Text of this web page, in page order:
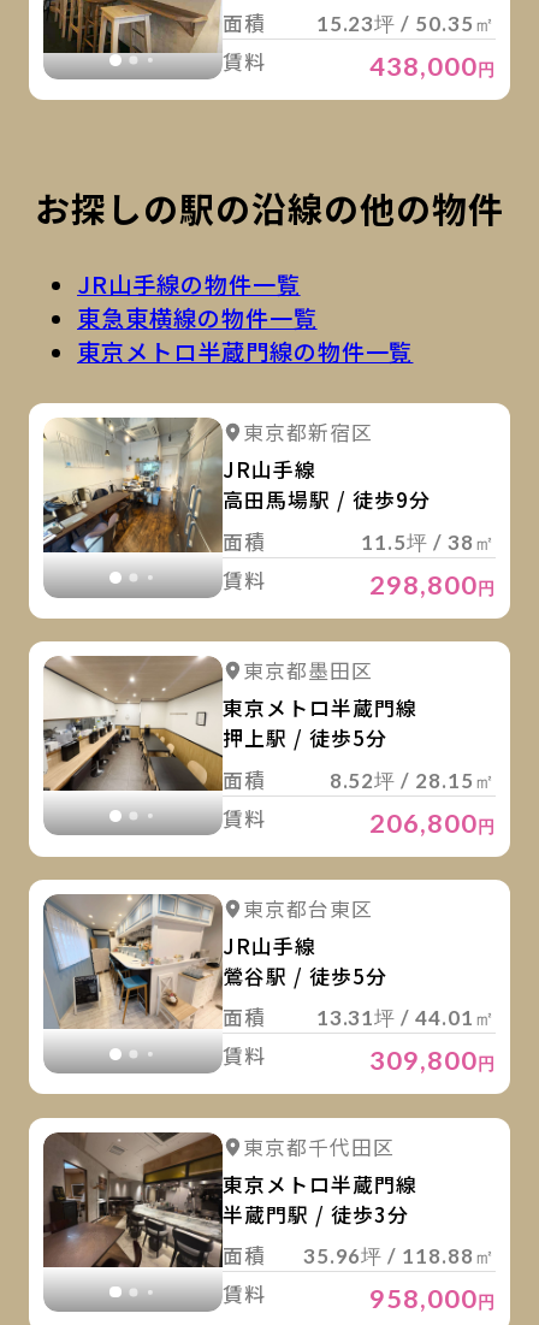
面積
15.23坪 / 50.35㎡
賃料 438,000 円
お探しの駅の沿線の他の物件
JR山手線の物件一覧
東急東横線の物件一覧
東京メトロ半蔵門線の物件一覧
詳細を見る
東京都新宿区
JR山手線
高田馬場駅 / 徒歩9分
面積
11.5坪 / 38㎡
賃料 298,800円
詳細を見る
東京都墨田区
東京メトロ半蔵門線
押上駅 / 徒歩5分
面積
8.52坪 / 28.15㎡
賃料 206,800円
詳細を見る
東京都台東区
JR山手線
鶯谷駅 / 徒歩5分
面積
13.31坪 / 44.01㎡
賃料 309,800円
詳細を見る
東京都千代田区
東京メトロ半蔵門線
半蔵門駅 / 徒歩3分
面積
35.96坪 / 118.88㎡
賃料 958,000円